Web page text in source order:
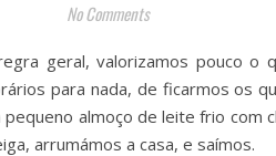
No Comments
geral, valorizamos pouco
para nada, de ficarmos os
almoço de leite frio com
arrumámos a casa, e saímos.